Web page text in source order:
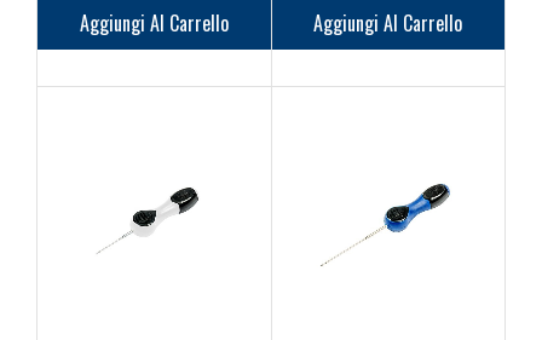
Aggiungi Al Carrello
Aggiungi Al Carrello